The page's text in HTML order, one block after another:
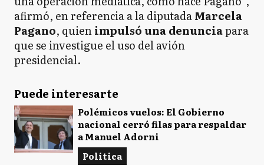
afirmó, en referencia a la diputadaMarcela
Pagano, quienimpulsó una denunciapara
que se investigue el uso del avión
presidencial.
Puede interesarte
Polémicos vuelos: El Gobierno
nacional cerró filas para respaldar
a Manuel Adorni
Política